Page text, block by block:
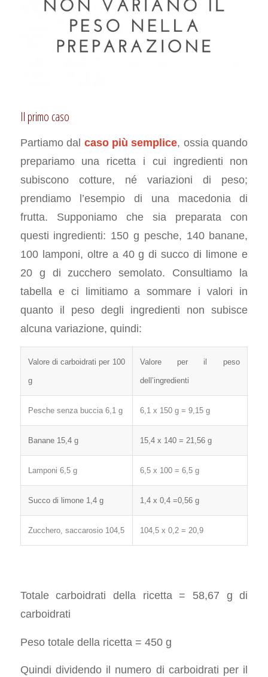
Il primo caso
Partiamo dal caso più semplice, ossia quando
prepariamo una ricetta i cui ingredienti non
subiscono cotture, né variazioni di peso;
prendiamo l’esempio di una macedonia di
frutta. Supponiamo che sia preparata con
questi ingredienti: 150 g pesche, 140 banane,
100 lamponi, oltre a 40 g di succo di limone e
20 g di zucchero semolato. Consultiamo la
tabella e ci limitiamo a sommare i valori in
quanto il peso degli ingredienti non subisce
alcuna variazione, quindi:
Valore di carboidrati per 100
g
Valore per il peso
dell’ingredienti
Pesche senza buccia 6,1 g 6,1 x 150 g = 9,15 g
Banane 15,4 g 15,4 x 140 = 21,56 g
Lamponi 6,5 g 6,5 x 100 = 6,5 g
Succo di limone 1,4 g 1,4 x 0,4 =0,56 g
Zucchero, saccarosio 104,5 104,5 x 0,2 = 20,9
Totale carboidrati della ricetta = 58,67 g di
carboidrati
Peso totale della ricetta = 450 g
Quindi dividendo il numero di carboidrati per il